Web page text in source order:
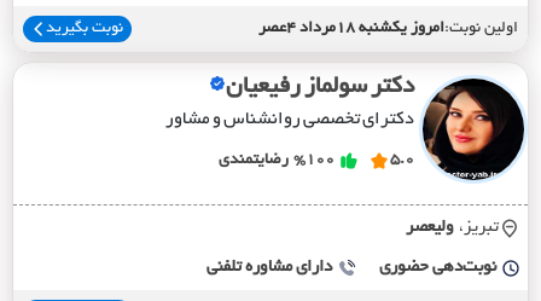
اولین نوبت:امروز یکشنبه 18مرداد 4عصر نوبت بگیرید
دکتر سولماز رفیعیان
دکترای تخصصی روانشناس و مشاور
5.0
%100 رضایتمندی
تبریز، وليعصر
نوبت‌دهی حضوری دارای مشاوره تلفنی